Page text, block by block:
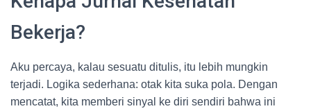
Bekerja?
Aku percaya, kalau sesuatu ditulis, itu lebih mungkin
terjadi. Logika sederhana: otak kita suka pola. Dengan
mencatat, kita memberi sinyal ke diri sendiri bahwa ini